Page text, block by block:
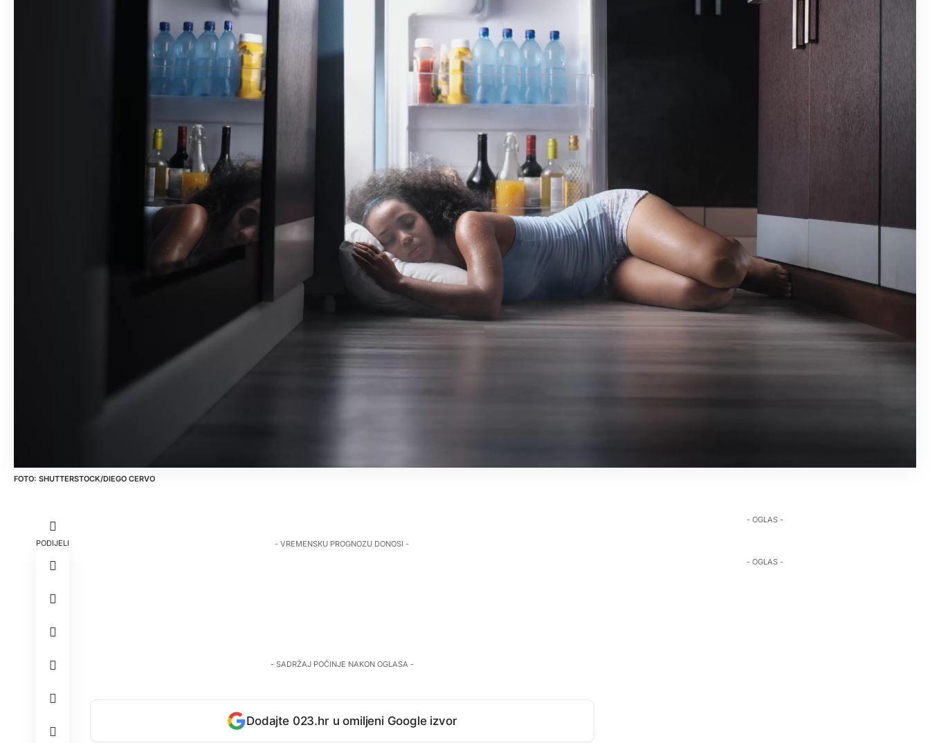
SHUTTERSTOCK/DIEGO CERVO
PODIJELI - VREMENSKU PROGNOZU DONOSI -
- SADRŽAJ POČINJE NAKON OGLASA -
Dodajte 023.hr u omiljeni Google izvor
- OGLAS -
- OGLAS -